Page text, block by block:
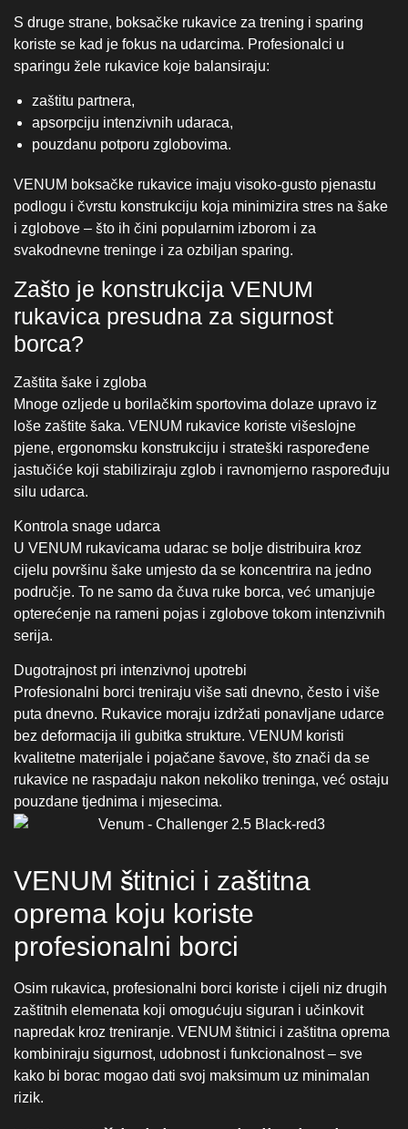
podlogu i čvrstu konstrukciju koja minimizira stres na šake
i zglobove – što ih čini popularnim izborom i za
svakodnevne treninge i za ozbiljan sparing.
Zašto je konstrukcija VENUM
rukavica presudna za sigurnost
borca?
Zaštita šake i zgloba
Mnoge ozljede u borilačkim sportovima dolaze upravo iz
loše zaštite šaka. VENUM rukavice koriste višeslojne
pjene, ergonomsku konstrukciju i strateški raspoređene
jastučiće koji stabiliziraju zglob i ravnomjerno raspoređuju
silu udarca.
Kontrola snage udarca
U VENUM rukavicama udarac se bolje distribuira kroz
cijelu površinu šake umjesto da se koncentrira na jedno
područje. To ne samo da čuva ruke borca, već umanjuje
opterećenje na rameni pojas i zglobove tokom intenzivnih
serija.
Dugotrajnost pri intenzivnoj upotrebi
Profesionalni borci treniraju više sati dnevno, često i više
puta dnevno. Rukavice moraju izdržati ponavljane udarce
bez deformacija ili gubitka strukture. VENUM koristi
kvalitetne materijale i pojačane šavove, što znači da se
rukavice ne raspadaju nakon nekoliko treninga, već ostaju
pouzdane tjednima i mjesecima.
VENUM štitnici i zaštitna
oprema koju koriste
profesionalni borci
Osim rukavica, profesionalni borci koriste i cijeli niz drugih
zaštitnih elemenata koji omogućuju siguran i učinkovit
kako bi borac mogao dati svoj maksimum uz minimalan
rizik.
VENUM štitnici za potkoljenice i
Stabilnost
Potkoljenice su jedna od najizloženijih regija u borilačkim
sportovima poput MMA, Muay Thaija ili kickboxinga.
VENUM štitnici su dizajnirani da čvrsto prianjaju uz nogu,
bez klizanja ili pomicanja čak i tijekom intenzivnih treninga.